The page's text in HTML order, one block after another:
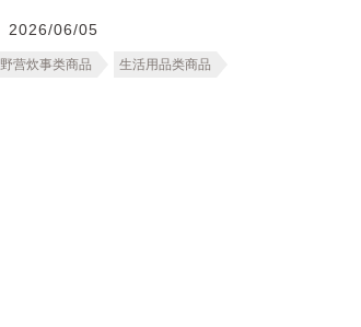
2026/06/05
野营炊事类商品 生活用品类商品